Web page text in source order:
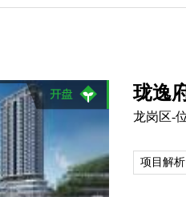
珑逸
龙岗区-
项目解析